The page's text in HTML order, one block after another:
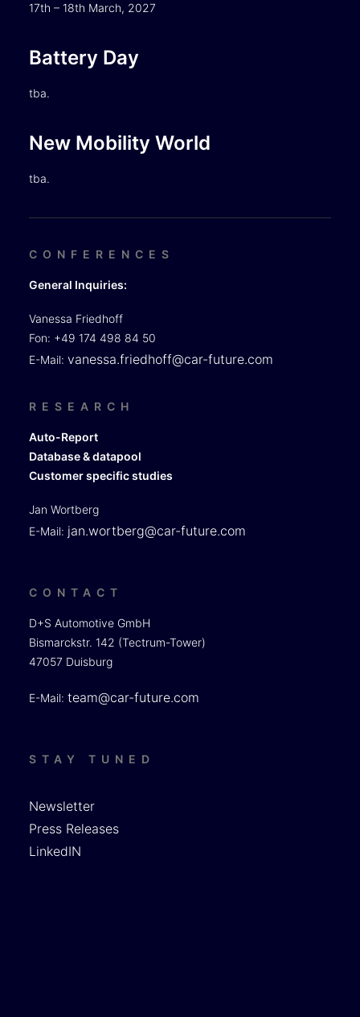
17th – 18th March, 2027
Battery Day
tba.
New Mobility World
tba.
CONFERENCES
General Inquiries:
Vanessa Friedhoff
Fon: +49 174 498 84 50
E-Mail: vanessa.friedhoff@car-future.com
RESEARCH
Auto-Report
Database & datapool
Customer specific studies
Jan Wortberg
E-Mail: jan.wortberg@car-future.com
CONTACT
D+S Automotive GmbH
Bismarckstr. 142 (Tectrum-Tower)
47057 Duisburg
E-Mail: team@car-future.com
STAY TUNED
Newsletter
Press Releases
LinkedIN